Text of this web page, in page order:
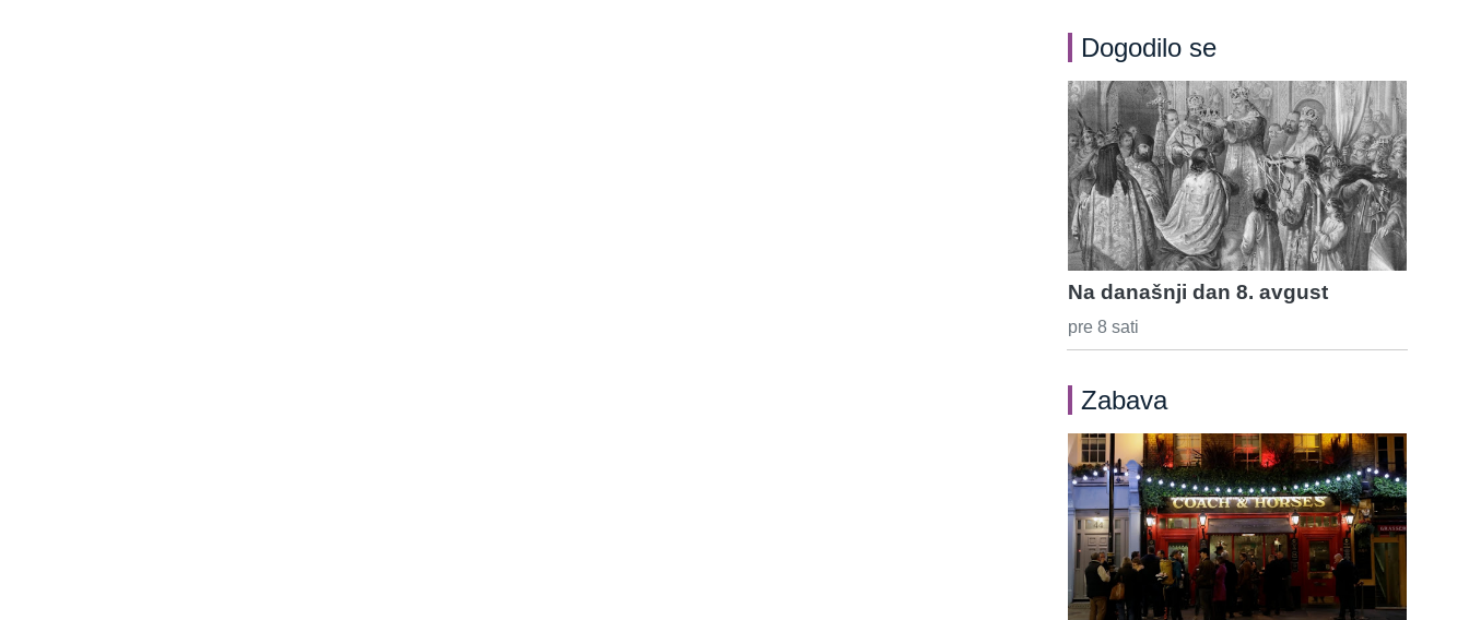
Dogodilo se
Na današnji dan 8. avgust
pre 8 sati
Zabava